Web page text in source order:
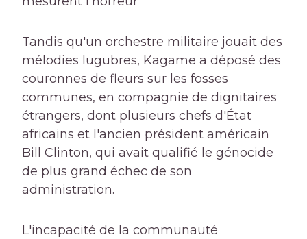
Tandis qu'un orchestre militaire jouait des
mélodies lugubres, Kagame a déposé des
couronnes de fleurs sur les fosses
communes, en compagnie de dignitaires
étrangers, dont plusieurs chefs d'État
africains et l'ancien président américain
Bill Clinton, qui avait qualifié le génocide
de plus grand échec de son
administration.
L'incapacité de la communauté